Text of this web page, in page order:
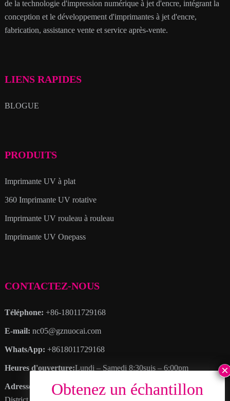
de la technologie d'impression numérique à jet d'encre, intégrant la
conception et le développement d'imprimantes à jet d'encre,
fabrication, assistance vente et service après-vente.
LIENS RAPIDES
BLOGUE
PRODUITS
Imprimante UV à plat
360 Imprimante UV rotative
Imprimante UV rouleau à rouleau
Imprimante UV Onepass
CONTACTEZ-NOUS
Téléphone: +86-18011729168
E-mail: nc05@gznuocai.com
WhatsApp: +8618011729168
Heures d'ouverture:Lundi – Samedi 8:30suis – 6:00pm
Adresse
: Non. 28, Avenue Haogang, Plus de villes, Nansha